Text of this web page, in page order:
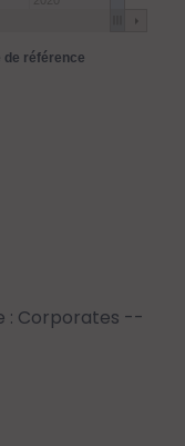
de référence
: Corporates --